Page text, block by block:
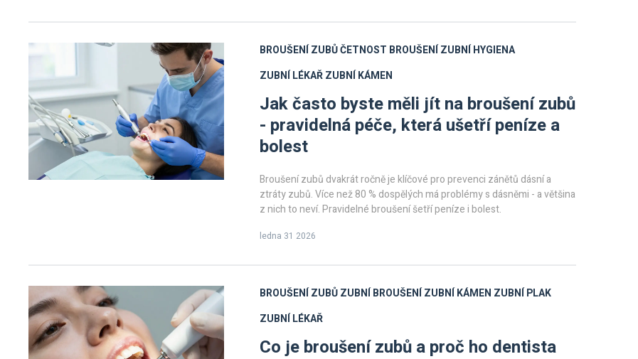
BROUŠENÍ ZUBŮČETNOST BROUŠENÍZUBNÍ HYGIENA
ZUBNÍ LÉKAŘZUBNÍ KÁMEN
Jak často byste měli jít na broušení zubů
- pravidelná péče, která ušetří peníze a
bolest
Broušení zubů dvakrát ročně je klíčové pro prevenci zánětů dásní a
ztráty zubů. Více než 80 % dospělých má problémy s dásněmi - a většina
z nich to neví. Pravidelné broušení šetří peníze i bolest.
ledna 31 2026
BROUŠENÍ ZUBŮZUBNÍ BROUŠENÍZUBNÍ KÁMEN ZUBNÍ PLAK
ZUBNÍ LÉKAŘ
Co je broušení zubů a proč ho dentista